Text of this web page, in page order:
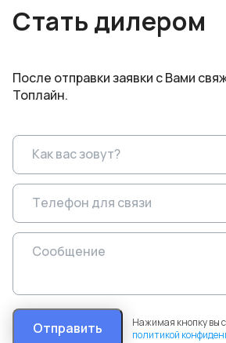
Стать дилером
После отправки заявки с Вами
Топлайн.
Отправить
Нажимая кнопку вы
политикой